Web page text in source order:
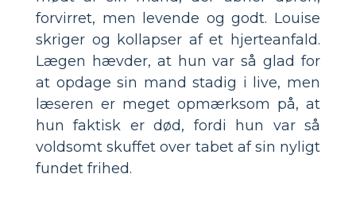
forvirret, men levende og godt. Louise
skriger og kollapser af et hjerteanfald.
Lægen hævder, at hun var så glad for
at opdage sin mand stadig i live, men
læseren er meget opmærksom på, at
hun faktisk er død, fordi hun var så
voldsomt skuffet over tabet af sin nyligt
fundet frihed.